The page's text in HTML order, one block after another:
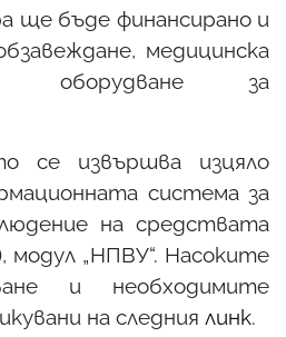
ще бъде финансирано и
медицинска
оборудване за
се извършва изцяло
система за
на средствата
„НПВУ“. Насоките
и необходимите
на следния линк.